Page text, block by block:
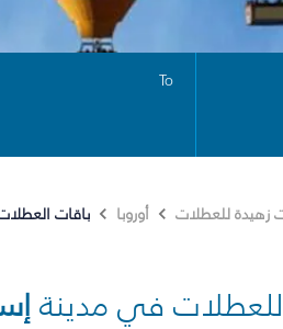
To
زهيدة للعطلات أوروبا باقات
للعطلات في مدينة